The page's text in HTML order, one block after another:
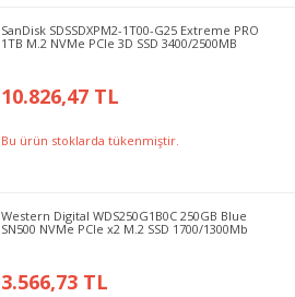
SanDisk SDSSDXPM2-1T00-G25 Extreme PRO
1TB M.2 NVMe PCIe 3D SSD 3400/2500MB
10.826,47 TL
Bu ürün stoklarda tükenmiştir.
Western Digital WDS250G1B0C 250GB Blue
SN500 NVMe PCIe x2 M.2 SSD 1700/1300Mb
3.566,73 TL